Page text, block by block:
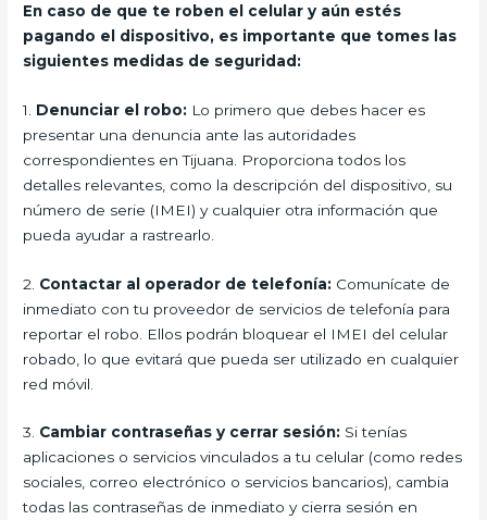
En caso de que te roben el celular y aún estés
pagando el dispositivo, es importante que tomes las
siguientes medidas de seguridad:
1. Denunciar el robo: Lo primero que debes hacer es
presentar una denuncia ante las autoridades
correspondientes en Tijuana. Proporciona todos los
detalles relevantes, como la descripción del dispositivo, su
número de serie (IMEI) y cualquier otra información que
pueda ayudar a rastrearlo.
2. Contactar al operador de telefonía: Comunícate de
inmediato con tu proveedor de servicios de telefonía para
reportar el robo. Ellos podrán bloquear el IMEI del celular
robado, lo que evitará que pueda ser utilizado en cualquier
red móvil.
3. Cambiar contraseñas y cerrar sesión: Si tenías
aplicaciones o servicios vinculados a tu celular (como redes
sociales, correo electrónico o servicios bancarios), cambia
todas las contraseñas de inmediato y cierra sesión en